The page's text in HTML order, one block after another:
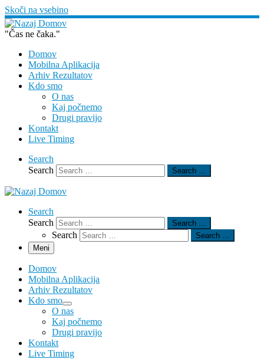
Skoči na vsebino
"Čas ne čaka."
Domov
Mobilna Aplikacija
Arhiv Rezultatov
Kdo smo
O nas
Kaj počnemo
Drugi pravijo
Kontakt
Live Timing
Search
Search
Search …
Search
Search
Search …
Search
Search …
Meni
Domov
Mobilna Aplikacija
Arhiv Rezultatov
Kdo smo
O nas
Kaj počnemo
Drugi pravijo
Kontakt
Live Timing